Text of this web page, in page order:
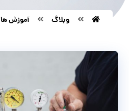
وبلاگ آموزش ها